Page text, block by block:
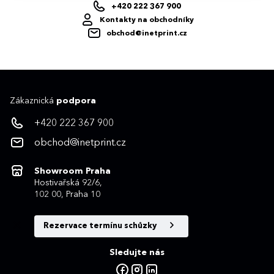
+420 222 367 900
Kontakty na obchodníky
obchod@inetprint.cz
Zákaznická podpora
+420 222 367 900
obchod@inetprint.cz
Showroom Praha
Hostivařská 92/6,
102 00, Praha 10
Rezervace termínu schůzky
Sledujte nás